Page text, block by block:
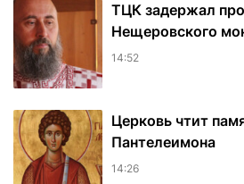
ТЦК задержал
Нещеровского
14:52
Церковь чтит
Пантелеимона
14:26